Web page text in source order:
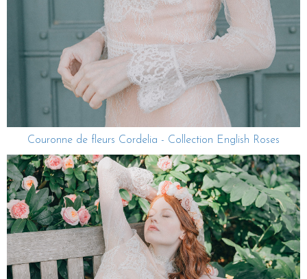
Couronne de fleurs Cordelia - Collection English Roses